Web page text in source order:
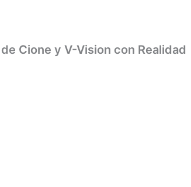
Cione y V-Vision con Realidad